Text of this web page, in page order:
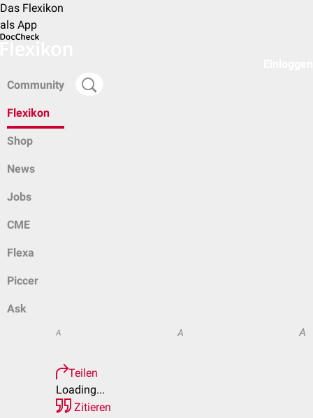
Das Flexikon
als App
Community
Flexikon
Shop
News
Jobs
CME
Flexa
Piccer
Ask
A A A
Teilen
Loading...
Zitieren